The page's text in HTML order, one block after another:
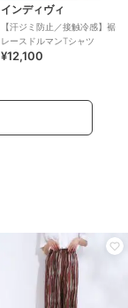
インディヴィ
【汗ジミ防止／接触冷感】裾
レースドルマンTシャツ
¥12,100